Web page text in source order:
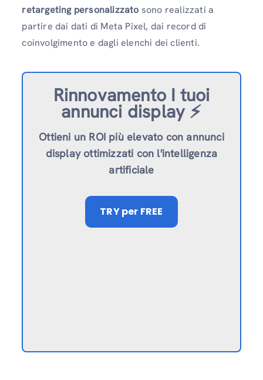
retargeting personalizzato sono realizzati a
partire dai dati di Meta Pixel, dai record di
coinvolgimento e dagli elenchi dei clienti.
Rinnovamento I tuoi
annunci display ⚡️
Ottieni un ROI più elevato con annunci
display ottimizzati con l'intelligenza
artificiale
TRYper FREE